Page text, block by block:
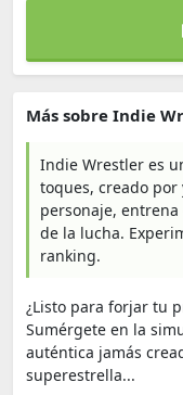
Más sobre Indie
Indie Wrestler es
toques, creado
personaje,
de la lucha.
ranking.
¿Listo para forjar tu
Sumérgete en la
auténtica jamás
superestrella...